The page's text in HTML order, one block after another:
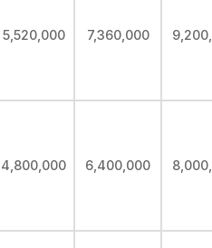
5,520,000 7,360,000
4,800,000 6,400,000